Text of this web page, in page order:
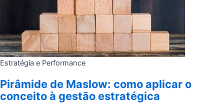
Estratégia e Performance
Pirâmide de Maslow: como aplicar o
conceito à gestão estratégica